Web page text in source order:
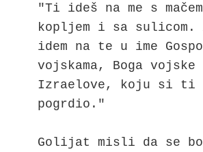
"Ti ideš na me s
kopljem i sa sulicom.
idem na te u ime
vojskama, Boga vojske
Izraelove, koju si ti
pogrdio."
Golijat misli da se